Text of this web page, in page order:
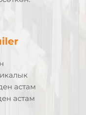
астам
астам